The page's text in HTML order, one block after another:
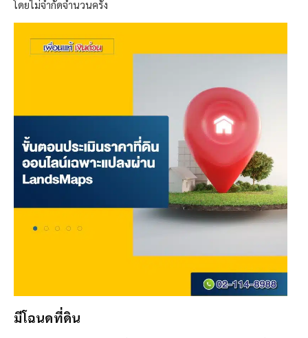
โดยไม่จำกัดจำนวนครั้ง
มีโฉนดที่ดิน